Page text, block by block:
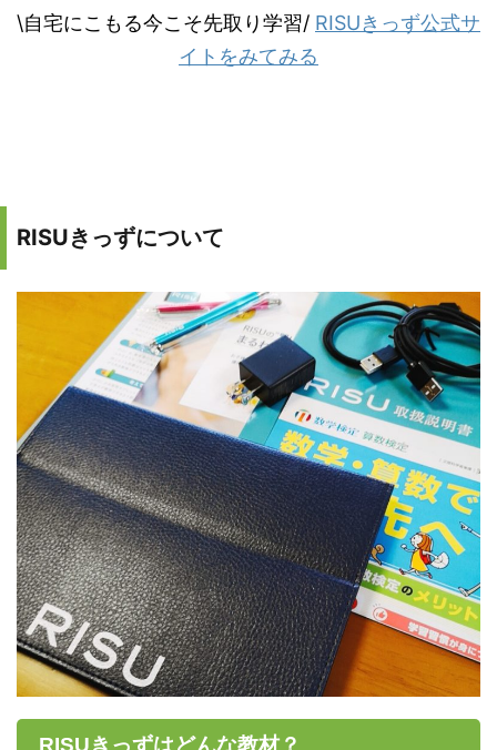
\自宅にこもる今こそ先取り学習/ RISUきっず公式サ
イトをみてみる
RISUきっずについて
RISUきっずはどんな教材？